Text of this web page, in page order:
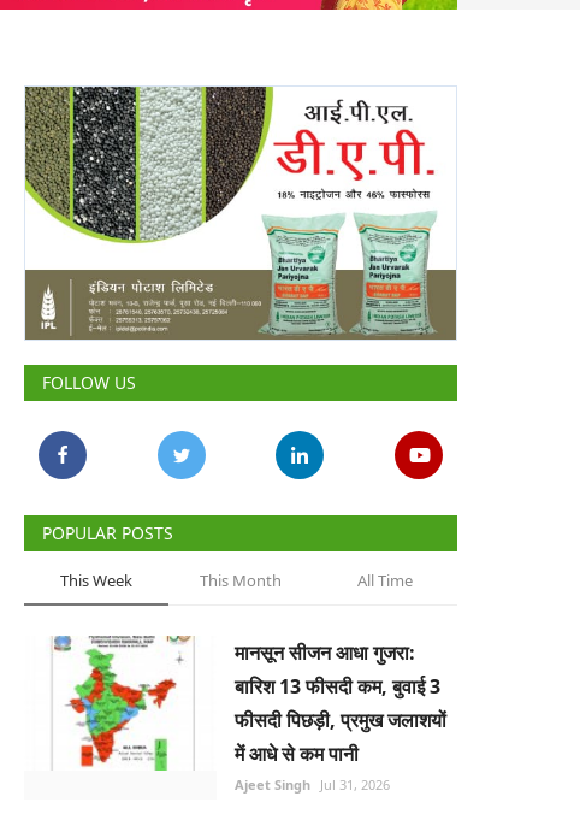
FOLLOW US
POPULAR POSTS
This Week This Month All Time
मानसून सीजन आधा गुजरा:
बारिश 13 फीसदी कम, बुवाई 3
फीसदी पिछड़ी, प्रमुख जलाशयों
में आधे से कम पानी
Ajeet Singh Jul 31, 2026